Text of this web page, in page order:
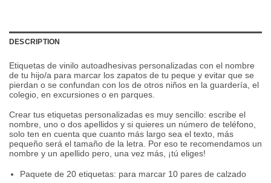
DESCRIPTION
Etiquetas de vinilo autoadhesivas personalizadas con el nombre
de tu hijo/a para marcar los zapatos de tu peque y evitar que se
pierdan o se confundan con los de otros niños en la guardería, el
colegio, en excursiones o en parques.
Crear tus etiquetas personalizadas es muy sencillo: escribe el
nombre, uno o dos apellidos y si quieres un número de teléfono,
solo ten en cuenta que cuanto más largo sea el texto, más
pequeño será el tamaño de la letra. Por eso te recomendamos un
nombre y un apellido pero, una vez más, ¡tú eliges!
Paquete de 20 etiquetas: para marcar 10 pares de calzado